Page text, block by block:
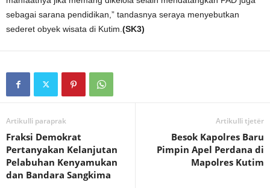
sebagai sarana pendidikan,” tandasnya seraya menyebutkan
sederet obyek wisata di Kutim. (SK3)
Artikulli paraprak
Fraksi Demokrat
Pertanyakan Kelanjutan
Pelabuhan Kenyamukan
dan Bandara Sangkima
Artikulli tjetër
Besok Kapolres Baru
Pimpin Apel Perdana di
Mapolres Kutim